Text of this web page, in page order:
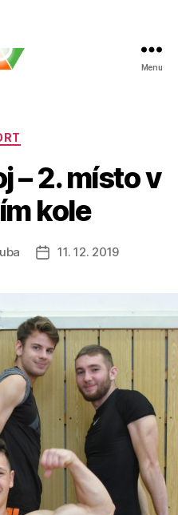
Menu
– 2. místo v
kole
Datum
11. 12. 2019